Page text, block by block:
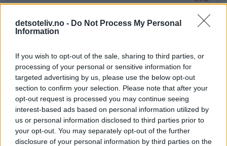
detsoteliv.no - Do Not Process My Personal
Information
If you wish to opt-out of the sale, sharing to third parties, or
processing of your personal or sensitive information for
targeted advertising by us, please use the below opt-out
section to confirm your selection. Please note that after your
opt-out request is processed you may continue seeing
interest-based ads based on personal information utilized by
us or personal information disclosed to third parties prior to
your opt-out. You may separately opt-out of the further
disclosure of your personal information by third parties on the
Skriv ny kommentar
Navn E-post (publiseres ikke)
Hjemmeside
Kommentar